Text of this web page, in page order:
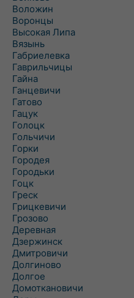
Воложин
Воронцы
Высокая Липа
Вязынь
Габриелевка
Гаврильчицы
Гайна
Ганцевичи
Гатово
Гацук
Голоцк
Гольчичи
Горки
Городея
Городьки
Гоцк
Греск
Грицкевичи
Грозово
Деревная
Дзержинск
Дмитровичи
Долгиново
Долгое
Домоткановичи